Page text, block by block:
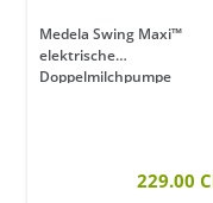
Medela Swing Maxi™
elektrische
Doppelmilchpumpe
229.00